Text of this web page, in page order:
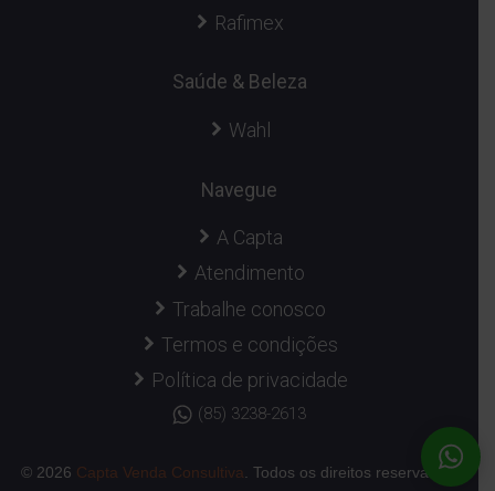
Rafimex
Saúde & Beleza
Wahl
Navegue
A Capta
Atendimento
Trabalhe conosco
Termos e condições
Política de privacidade
(85) 3238-2613
© 2026 Capta Venda Consultiva . Todos os direitos reservados.